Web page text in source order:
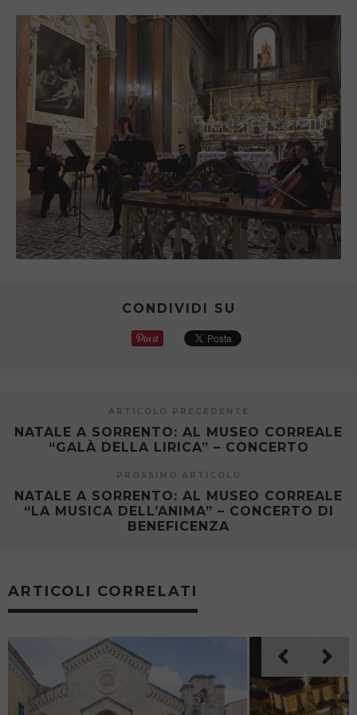
CONDIVIDI SU
ARTICOLO PRECEDENTE
NATALE A SORRENTO: AL MUSEO CORREALE
“GALÀ DELLA LIRICA” – CONCERTO
PROSSIMO ARTICOLO
NATALE A SORRENTO: AL MUSEO CORREALE
“LA MUSICA DELL’ANIMA” – CONCERTO DI
BENEFICENZA
ARTICOLI CORRELATI